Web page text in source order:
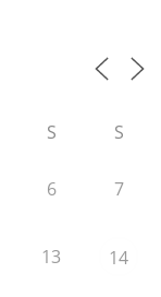
S S
6 7
13 14